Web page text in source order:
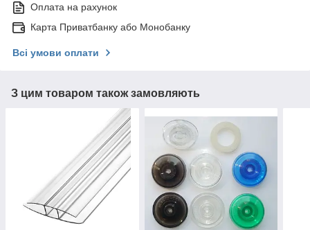
Оплата на рахунок
Карта Приватбанку або Монобанку
Всі умови оплати
З цим товаром також замовляють